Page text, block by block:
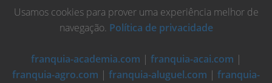
Usamos cookies para prover uma experiência melhor de
navegação. Política de privacidade
franquia-academia.com | franquia-acai.com |
franquia-agro.com | franquia-aluguel.com | franquia-